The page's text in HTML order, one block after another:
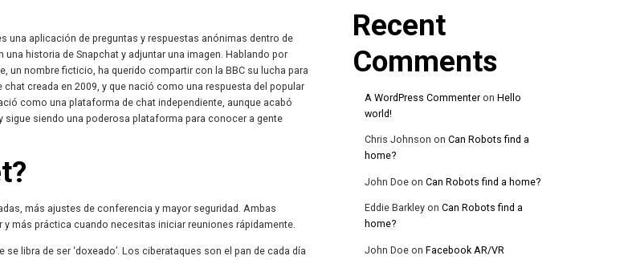
una aplicación de preguntas y respuestas anónimas dentro de
historia de Snapchat y adjuntar una imagen. Hablando por
un nombre ficticio, ha querido compartir con la BBC su lucha para
creada en 2009, y que nació como una respuesta del popular
como una plataforma de chat independiente, aunque acabó
siendo una poderosa plataforma para conocer a gente
más ajustes de conferencia y mayor seguridad. Ambas
más práctica cuando necesitas iniciar reuniones rápidamente.
libra de ser ‘doxeado’. Los ciberataques son el pan de cada día
Recent
Comments
A WordPress Commenter onHello
world!
Chris Johnson onCan Robots find a
home?
John Doe onCan Robots find a home?
Eddie Barkley onCan Robots find a
home?
John Doe onFacebook AR/VR